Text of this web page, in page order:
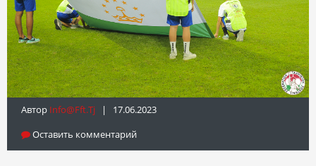
Автор Info@fft.tj | 17.06.2023
Оставить комментарий